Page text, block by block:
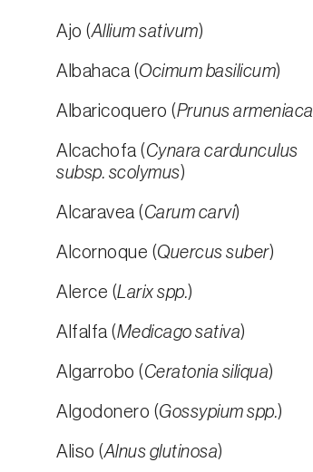
Ajo (Allium sativum)
Albahaca (Ocimum basilicum)
Albaricoquero (Prunus armeniaca
Alcachofa (Cynara cardunculus
subsp. scolymus)
Alcaravea (Carum carvi)
Alcornoque (Quercus suber)
Alerce (Larix spp.)
Alfalfa (Medicago sativa)
Algarrobo (Ceratonia siliqua)
Algodonero (Gossypium spp.)
Aliso (Alnus glutinosa)